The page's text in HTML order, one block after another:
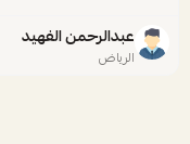
عبدالرحمن الفهيد
الرياض